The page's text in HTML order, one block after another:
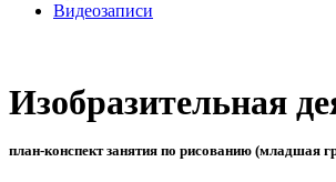
Видеозаписи
Изобразительная
план-конспект занятия по рисованию (младшая